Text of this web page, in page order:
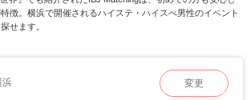
徴。横浜で開催されるハイステ・ハイスぺ男性のイベント
せます。
浜 変更